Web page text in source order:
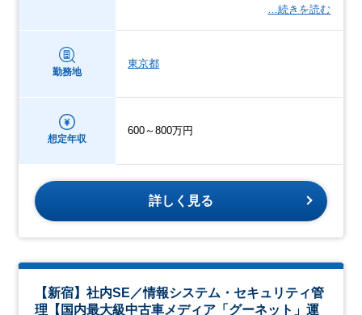
…続きを読む
勤務地
東京都
想定年収
600～800万円
詳しく見る
【新宿】社内SE／情報システム・セキュリティ管
理【国内最大級中古車メディア「グーネット」運